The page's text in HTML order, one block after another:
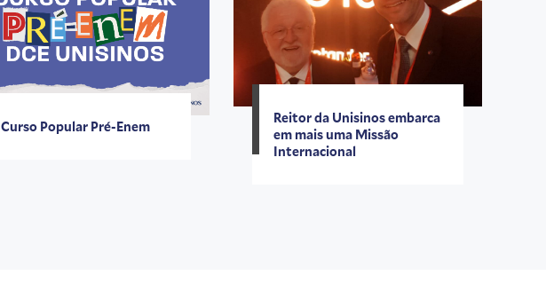
Curso Popular Pré-Enem
Reitor da Unisinos embarca
em mais uma Missão
Internacional